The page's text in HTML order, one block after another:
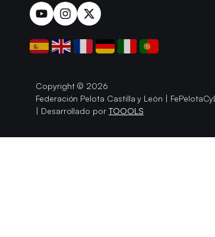
Copyright © 2026
Federación Pelota Castilla y León | FePelotaCyL
| Desarrollado por TOOOLS